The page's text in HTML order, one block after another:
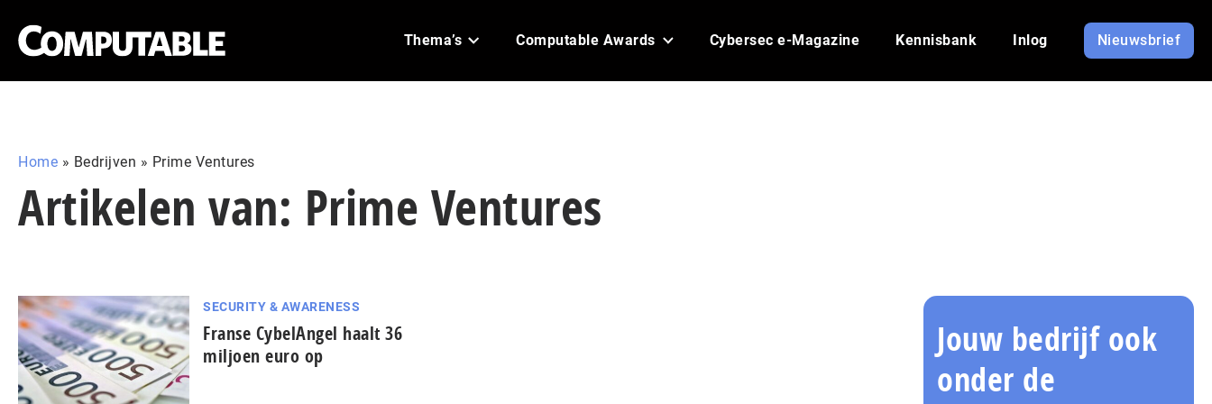
Thema’s Computable Awards Cybersec e-Magazine Kennisbank Inlog Nieuwsbrief
Home » Bedrijven » Prime Ventures
Artikelen van: Prime Ventures
SECURITY & AWARENESS
Franse CybelAngel haalt 36
miljoen euro op
Jouw bedrijf ook
onder de